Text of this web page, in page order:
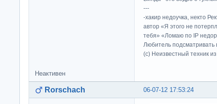
---
-хакир недоучка, некто
автор «Я этого не
тебя» «Ломаю по IP
Любитель подсматривать
(c) Неизвестный техник
Неактивен
06-07-12 17:53:24
Rorschach